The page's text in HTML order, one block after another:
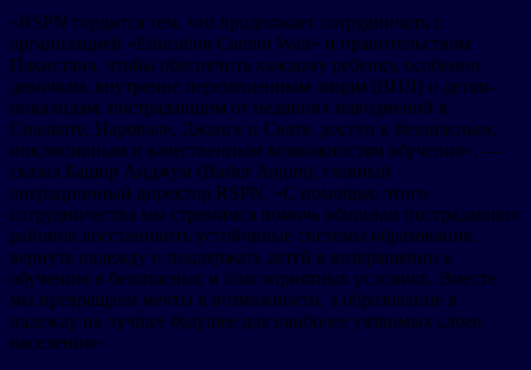
«RSPN гордится тем, что продолжает сотрудничать с
организацией «Education Cannot Wait» и правительством
Пакистана, чтобы обеспечить каждому ребенку, особенно
девочкам, внутренне перемещенным лицам (ВПЛ) и детям-
инвалидам, пострадавшим от недавних наводнений в
Сиалкоте, Наровале, Джанге и Свате, доступ к безопасным,
инклюзивным и качественным возможностям обучения», —
сказал Башир Анджум (Bashir Anjum), главный
операционный директор RSPN. «С помощью этого
сотрудничества мы стремимся помочь общинам пострадавших
районов восстановить устойчивые системы образования,
вернуть надежду и поддержать детей в возвращении к
обучению в безопасных и благоприятных условиях. Вместе
мы превращаем мечты в возможности, а образование в
надежду на лучшее будущее для наиболее уязвимых слоев
населения».